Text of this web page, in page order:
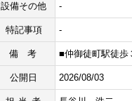
設備その他 -
特記事項 -
備考 ■仲御徒町駅徒歩
公開日 2026/08/03